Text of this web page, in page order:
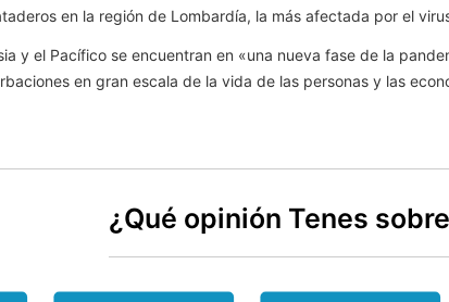
en la región de Lombardía, la más afectada por el
y el Pacífico se encuentran en «una nueva fase de la
en gran escala de la vida de las personas y las
¿Qué opinión Tenes